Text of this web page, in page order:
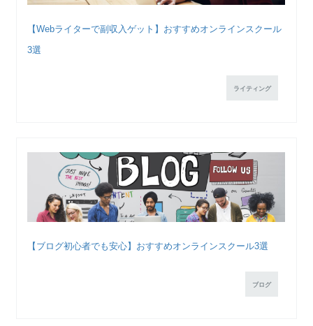
【Webライターで副収入ゲット】おすすめオンラインスクール
3選
ライティング
【ブログ初心者でも安心】おすすめオンラインスクール3選
ブログ